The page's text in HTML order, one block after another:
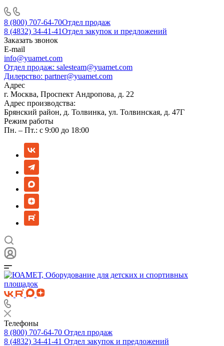
8 (800) 707-64-70Отдел продаж
8 (4832) 34-41-41Отдел закупок и предложений
Заказать звонок
E-mail
info@yuamet.com
Отдел продаж: salesteam@yuamet.com
Дилерство: partner@yuamet.com
Адрес
г. Москва, Проспект Андропова, д. 22
Адрес производства:
Брянский район, д. Толвинка, ул. Толвинская, д. 47Г
Режим работы
Пн. – Пт.: с 9:00 до 18:00
Телефоны
8 (800) 707-64-70 Отдел продаж
8 (4832) 34-41-41 Отдел закупок и предложений